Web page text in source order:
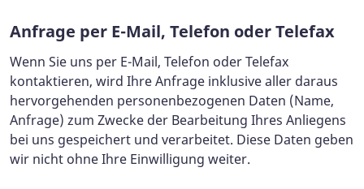
Anfrage per E-Mail, Telefon oder Telefax
Wenn Sie uns per E-Mail, Telefon oder Telefax
kontaktieren, wird Ihre Anfrage inklusive aller daraus
hervorgehenden personenbezogenen Daten (Name,
Anfrage) zum Zwecke der Bearbeitung Ihres Anliegens
bei uns gespeichert und verarbeitet. Diese Daten geben
wir nicht ohne Ihre Einwilligung weiter.